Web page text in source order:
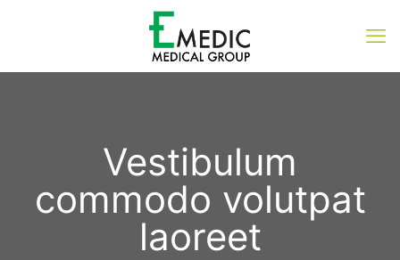
Vestibulum
commodo volutpat
laoreet